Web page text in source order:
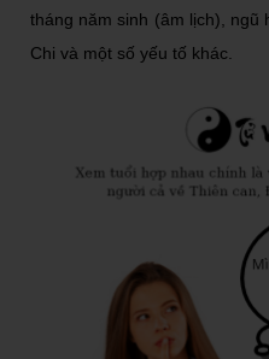
tháng năm sinh (âm lịch), ngũ
Chi và một số yếu tố khác.